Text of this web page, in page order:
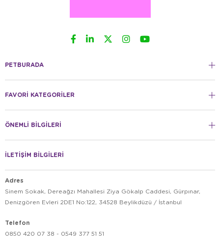
PETBURADA
FAVORİ KATEGORİLER
ÖNEMLİ BİLGİLERİ
İLETİŞİM BİLGİLERİ
Adres
Sinem Sokak, Dereağzı Mahallesi Ziya Gökalp Caddesi, Gürpınar,
Denizgören Evleri 2DE1 No:122, 34528 Beylikdüzü / İstanbul
Telefon
0850 420 07 38 - 0549 377 51 51